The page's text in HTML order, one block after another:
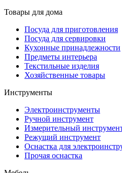
Товары для дома
Посуда для приготовления
Посуда для сервировки
Кухонные принадлежности
Предметы интерьера
Текстильные изделия
Хозяйственные товары
Инструменты
Электроинструменты
Ручной инструмент
Измерительный
Режущий инструмент
Оснастка для
Прочая оснастка